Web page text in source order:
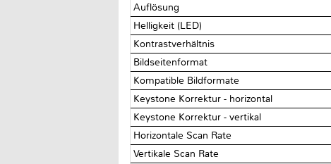
Auflösung
Helligkeit (LED)
Kontrastverhältnis
Bildseitenformat
Kompatible Bildformate
Keystone Korrektur - horizontal
Keystone Korrektur - vertikal
Horizontale Scan Rate
Vertikale Scan Rate